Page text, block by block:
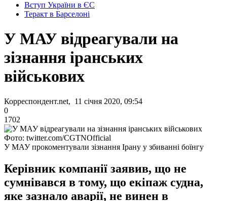
Вступ України в ЄС
Теракт в Барселоні
У МАУ відреагували на
зізнання іранських
військових
Корреспондент.net, 11 січня 2020, 09:54
0
1702
Фото: twitter.com/CGTNOfficial
У МАУ прокоментували зізнання Ірану у збиванні боїнгу
Керівник компанії заявив, що не
сумнівався в тому, що екіпаж судна,
яке зазнало аварії, не винен в